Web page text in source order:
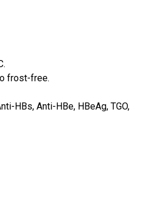
frost-free.
HBs, Anti-HBe, HBeAg, TGO,